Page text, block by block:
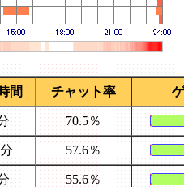
間 チャット率
70.5％
57.6％
55.6％